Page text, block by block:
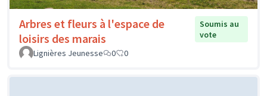
Arbres et fleurs à l'espace de
loisirs des marais
Soumis au
vote
Lignières Jeunesse
0 0